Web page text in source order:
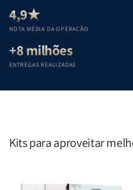
Teológica
Penkal
Penkal
4,9★
NOTA MÉDIA DA OPERAÇÃO
+8 milhões
ENTREGAS REALIZADAS
Kits para aproveitar